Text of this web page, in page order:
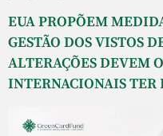
EUA PROPÕEM
GESTÃO DOS VISTOS
ALTERAÇÕES DEVEM
INTERNACIONAIS TER